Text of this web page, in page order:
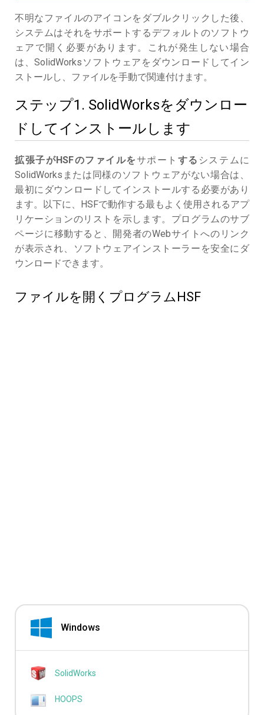
不明なファイルのアイコンをダブルクリックした後、
システムはそれをサポートするデフォルトのソフトウ
ェアで開く必要があります。これが発生しない場合
は、SolidWorksソフトウェアをダウンロードしてイン
ストールし、ファイルを手動で関連付けます。
ステップ1. SolidWorksをダウンロー
ドしてインストールします
拡張子がHSFのファイルをサポート する システムに
SolidWorksまたは同様のソフトウェアがない場合は、
最初にダウンロードしてインストールする必要があり
ます。以下に、HSFで動作する最もよく使用されるアプ
リケーションのリストを示します。プログラムのサブ
ページに移動すると、開発者のWebサイトへのリンク
が表示され、ソフトウェアインストーラーを安全にダ
ウンロードできます。
ファイルを開くプログラムHSF
Windows
SolidWorks
HOOPS